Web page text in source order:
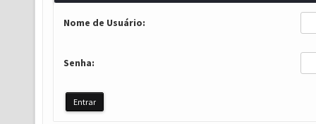
Nome de Usuário:
Senha: